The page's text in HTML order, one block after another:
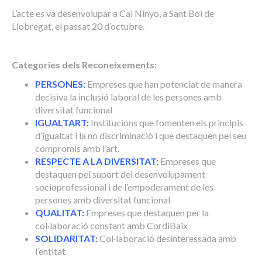
L’acte es va desenvolupar a Cal Ninyo, a Sant Boi de
Llobregat, el passat 20 d’octubre.
Categories dels Reconeixements:
PERSONES: Empreses que han potenciat de manera
decisiva la inclusió laboral de les persones amb
diversitat funcional
IGUALTART: Institucions que fomenten els principis
d’igualtat i la no discriminació i que destaquen pel seu
compromís amb l’art.
RESPECTE A LA DIVERSITAT: Empreses que
destaquen pel suport del desenvolupament
socioprofessional i de l’empoderament de les
persones amb diversitat funcional
QUALITAT: Empreses que destaquen per la
col·laboració constant amb CordiBaix
SOLIDARITAT:Col·laboració desinteressada amb
l’entitat